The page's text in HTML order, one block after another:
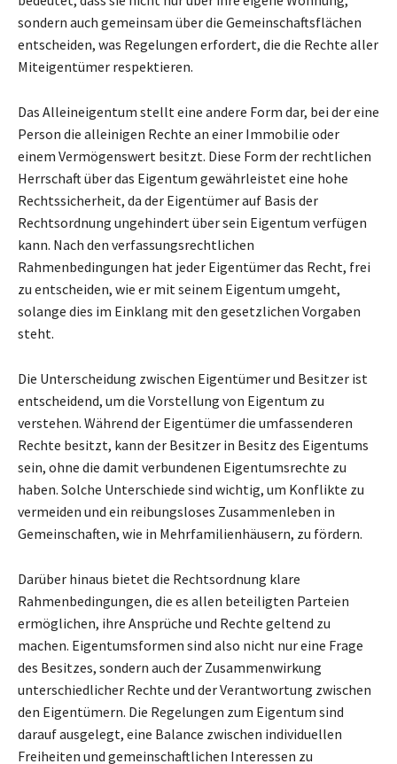
sondern auch gemeinsam über die Gemeinschaftsflächen
entscheiden, was Regelungen erfordert, die die Rechte aller
Miteigentümer respektieren.
Das Alleineigentum stellt eine andere Form dar, bei der eine
Person die alleinigen Rechte an einer Immobilie oder
einem Vermögenswert besitzt. Diese Form der rechtlichen
Herrschaft über das Eigentum gewährleistet eine hohe
Rechtssicherheit, da der Eigentümer auf Basis der
Rechtsordnung ungehindert über sein Eigentum verfügen
kann. Nach den verfassungsrechtlichen
Rahmenbedingungen hat jeder Eigentümer das Recht, frei
zu entscheiden, wie er mit seinem Eigentum umgeht,
solange dies im Einklang mit den gesetzlichen Vorgaben
steht.
Die Unterscheidung zwischen Eigentümer und Besitzer ist
entscheidend, um die Vorstellung von Eigentum zu
verstehen. Während der Eigentümer die umfassenderen
Rechte besitzt, kann der Besitzer in Besitz des Eigentums
sein, ohne die damit verbundenen Eigentumsrechte zu
haben. Solche Unterschiede sind wichtig, um Konflikte zu
vermeiden und ein reibungsloses Zusammenleben in
Gemeinschaften, wie in Mehrfamilienhäusern, zu fördern.
Darüber hinaus bietet die Rechtsordnung klare
Rahmenbedingungen, die es allen beteiligten Parteien
ermöglichen, ihre Ansprüche und Rechte geltend zu
machen. Eigentumsformen sind also nicht nur eine Frage
des Besitzes, sondern auch der Zusammenwirkung
unterschiedlicher Rechte und der Verantwortung zwischen
den Eigentümern. Die Regelungen zum Eigentum sind
darauf ausgelegt, eine Balance zwischen individuellen
Freiheiten und gemeinschaftlichen Interessen zu